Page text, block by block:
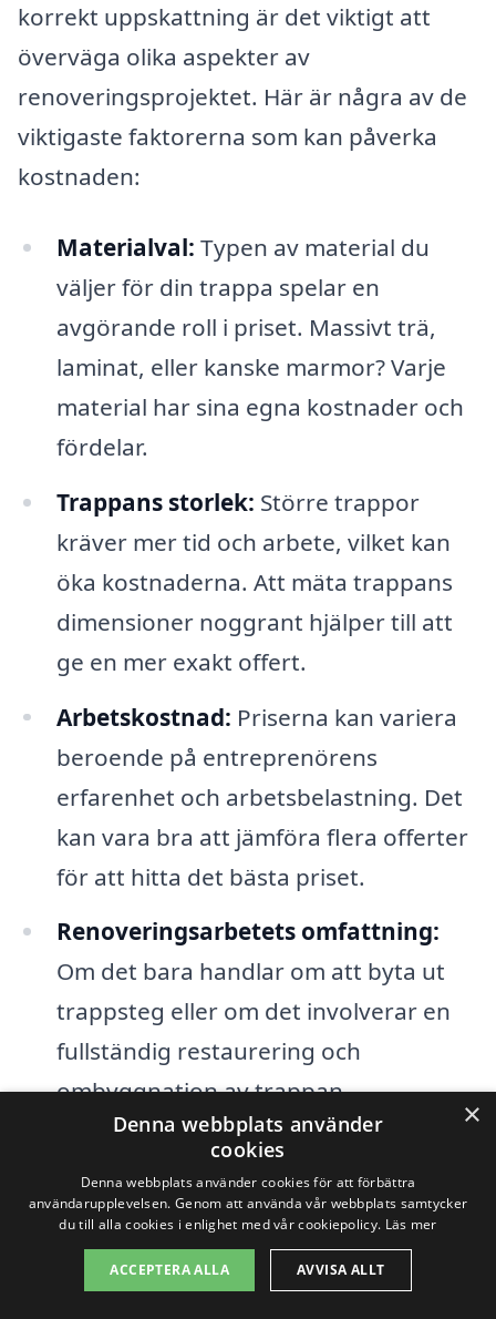
korrekt uppskattning är det viktigt att
överväga olika aspekter av
renoveringsprojektet. Här är några av de
viktigaste faktorerna som kan påverka
kostnaden:
Materialval: Typen av material du
väljer för din trappa spelar en
avgörande roll i priset. Massivt trä,
laminat, eller kanske marmor? Varje
material har sina egna kostnader och
fördelar.
Trappans storlek: Större trappor
kräver mer tid och arbete, vilket kan
öka kostnaderna. Att mäta trappans
dimensioner noggrant hjälper till att
ge en mer exakt offert.
Arbetskostnad: Priserna kan variera
beroende på entreprenörens
erfarenhet och arbetsbelastning. Det
kan vara bra att jämföra flera offerter
för att hitta det bästa priset.
Renoveringsarbetets omfattning:
Om det bara handlar om att byta ut
trappsteg eller om det involverar en
fullständig restaurering och
ombyggnation av trappan.
Eventuella tillstånd:
det behövas bygglov eller andra
tillstånd beroende på vilken typ av
arbete som ska utföras.
×
Denna webbplats använder
cookies
Denna webbplats använder cookies för att förbättra
användarupplevelsen. Genom att använda vår webbplats samtycker
du till alla cookies i enlighet med vår cookiepolicy. Läs mer
ACCEPTERA ALLA AVVISA ALLT